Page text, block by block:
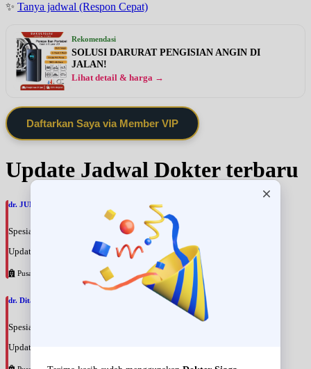
✨ Tanya jadwal (Respon Cepat)
Rekomendasi
SOLUSI DARURAT PENGISIAN ANGIN DI
JALAN!
Lihat detail & harga →
Daftarkan Saya via Member VIP
Update Jadwal Dokter terbaru
dr. JUMI SOEPITAANGGRAENI, SpRad
Spesialis: Radiologi
Update terakhir: 2026-08-09 09:45:20
Pusat Pertamina
dr. Dita Gemiana, SpPD
Spesialis: Penyakit Dalam
Update terakhir: 2026-08-09 09:34:47